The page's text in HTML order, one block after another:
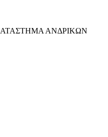
ΑΝΔΡΙΚΩΝ